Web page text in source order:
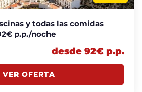
y todas las comidas
p.p./noche
desde 92€ p.p.
VER OFERTA